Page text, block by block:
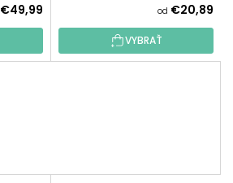
€49,99 od €20,89
VYBRAŤ